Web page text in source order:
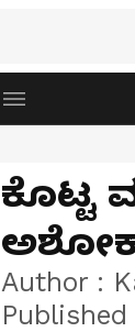
ಕೊಟ್ಟ
Author :
Published